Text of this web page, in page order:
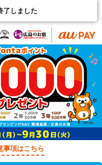
了しました
事項はこちら